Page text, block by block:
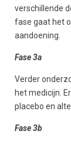
verschillende
fase gaat het
aandoening.
Fase 3a
Verder
het medicijn.
placebo en
Fase 3b